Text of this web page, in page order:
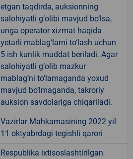
etgan taqdirda, auksionning
salohiyatli g‘olibi mavjud bo‘lsa,
unga operator xizmat haqida
yetarli mablag‘larni to‘lash uchun
5 ish kunlik muddat beriladi. Agar
salohiyatli g‘olib mazkur
mablag‘ni to‘lamaganda yoxud
mavjud bo‘lmaganda, takroriy
auksion savdolariga chiqariladi.
Vazirlar Mahkamasining 2022 yil
11 oktyabrdagi tegishli qarori
Respublika ixtisoslashtirilgan